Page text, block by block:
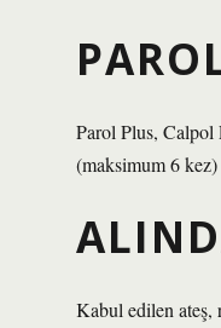
Parol Plus, Calpol
(maksimum 6
Kabul edilen ateş,